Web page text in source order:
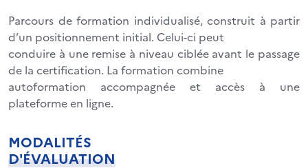
Parcours de formation individualisé, construit à partir
d’un positionnement initial. Celui-ci peut
conduire à une remise à niveau ciblée avant le passage
de la certification. La formation combine
autoformation accompagnée et accès à une
plateforme en ligne.
MODALITÉS
D'ÉVALUATION